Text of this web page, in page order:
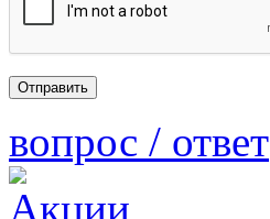
вопрос / ответ